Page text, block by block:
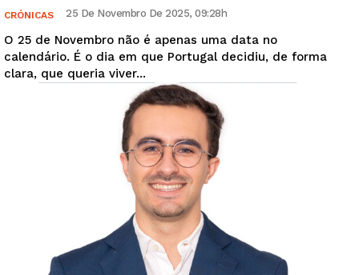
CRÓNICAS 25 De Novembro De 2025, 09:28h
O 25 de Novembro não é apenas uma data no
calendário. É o dia em que Portugal decidiu, de forma
clara, que queria viver...